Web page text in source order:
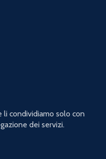
condividiamo solo con
dei servizi.